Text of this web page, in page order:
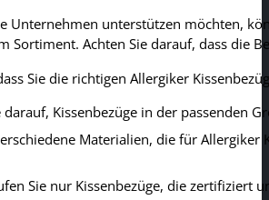
Unternehmen unterstützen möchten,
Sortiment. Achten Sie darauf, dass die
Sie die richtigen Allergiker
darauf, Kissenbezüge in der passenden
Materialien, die für
Sie nur Kissenbezüge, die zertifiziert